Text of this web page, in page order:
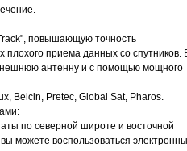
повышающую точность
плохого приема данных со спутников.
внешнюю антенну и с помощью мощного
Belcin, Pretec, Global Sat, Pharos.
по северной широте и восточной
можете воспользоваться